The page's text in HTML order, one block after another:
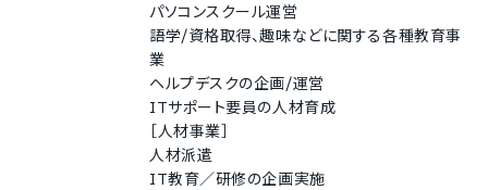
パソコンスクール運営
語学/資格取得、趣味などに関する各種教育事
業
ヘルプデスクの企画/運営
ITサポート要員の人材育成
［人材事業］
人材派遣
IT教育／研修の企画実施